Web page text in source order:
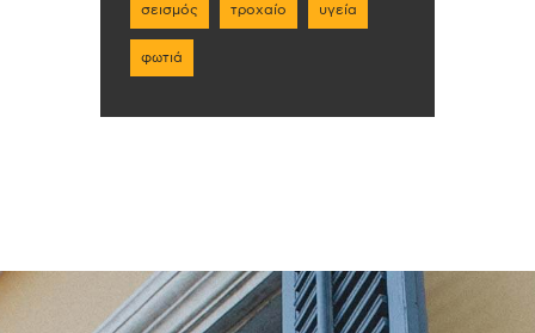
σεισμός τροχαίο υγεία
φωτιά